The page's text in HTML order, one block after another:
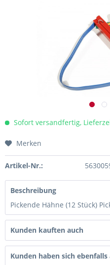
Sofort versandfertig,
Merken
Artikel-Nr.:
Beschreibung
Pickende Hähne (12 Stück)
Kunden kauften auch
Kunden haben sich ebenfalls